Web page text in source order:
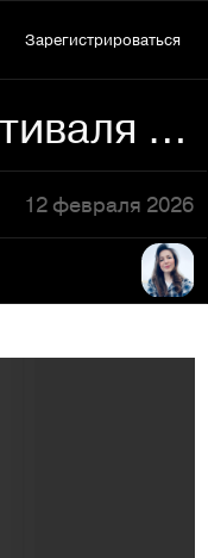
Зарегистрироваться
Айдентика фестиваля OFFF. Moscow
12 февраля 2026